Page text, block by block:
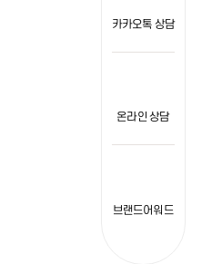
카카오톡 상담
온라인 상담
브랜드어워드